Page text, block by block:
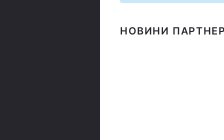
НОВИНИ